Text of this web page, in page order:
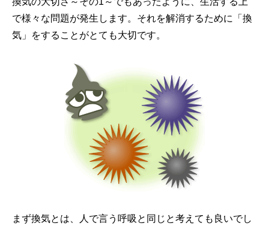
で様々な問題が発生します。それを解消するために「換
気」をすることがとても大切です。
まず換気とは、人で言う呼吸と同じと考えても良いでし